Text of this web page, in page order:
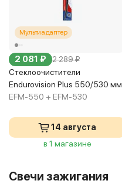
Мультиадаптер
2 081 ₽ 2 289 ₽
Стеклоочистители
Endurovision Plus 550/530 мм
EFM-550 + EFM-530
14 августа
в 1 магазине
Свечи зажигания